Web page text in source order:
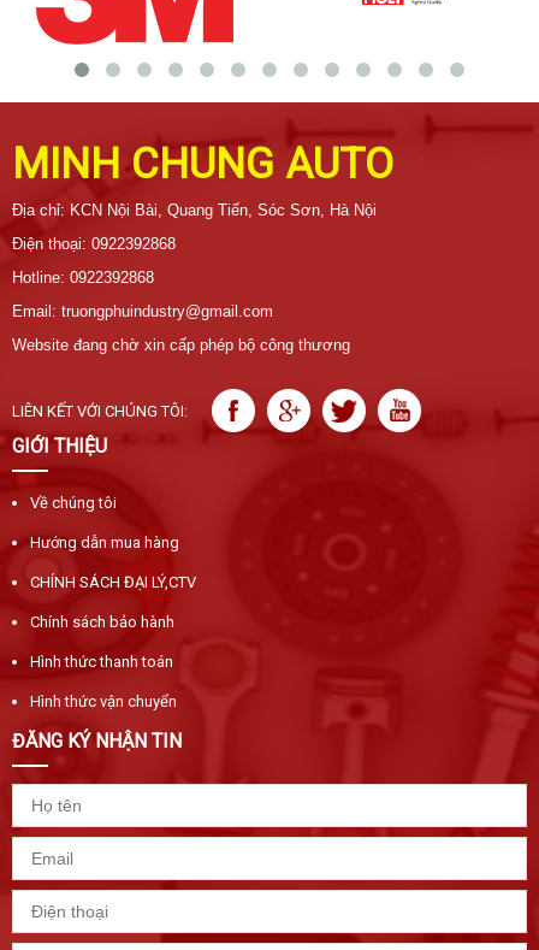
MINH CHUNG AUTO
Địa chỉ: KCN Nội Bài, Quang Tiến, Sóc Sơn, Hà Nội
Điện thoại: 0922392868
Hotline: 0922392868
Email: truongphuindustry@gmail.com
Website đang chờ xin cấp phép bộ công thương
LIÊN KẾT VỚI CHÚNG TÔI:
GIỚI THIỆU
Về chúng tôi
Hướng dẫn mua hàng
CHÍNH SÁCH ĐẠI LÝ,CTV
Chính sách bảo hành
Hình thức thanh toán
Hình thức vận chuyển
ĐĂNG KÝ NHẬN TIN